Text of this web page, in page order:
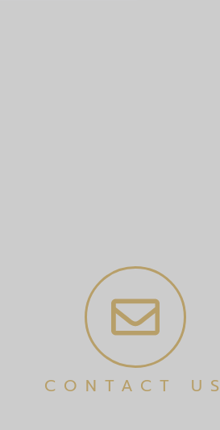
CONTACT US